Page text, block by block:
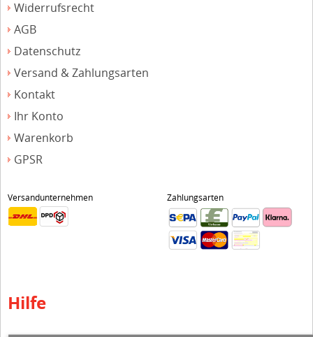
Widerrufsrecht
AGB
Datenschutz
Versand & Zahlungsarten
Kontakt
Ihr Konto
Warenkorb
GPSR
Versandunternehmen Zahlungsarten
Hilfe